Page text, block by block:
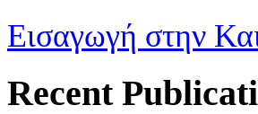
Εισαγωγή στην
Recent